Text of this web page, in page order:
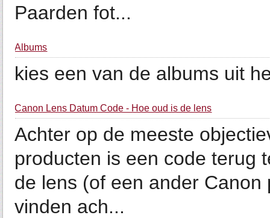
Paarden fot...
Albums
kies een van de albums uit
Canon Lens Datum Code - Hoe oud is de lens
Achter op de meeste
producten is een code terug
de lens (of een ander
vinden ach...